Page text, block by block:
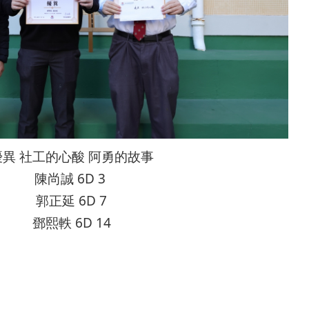
社工的心酸 阿勇的故事
陳尚誠 6D 3
郭正延 6D 7
鄧熙軼 6D 14